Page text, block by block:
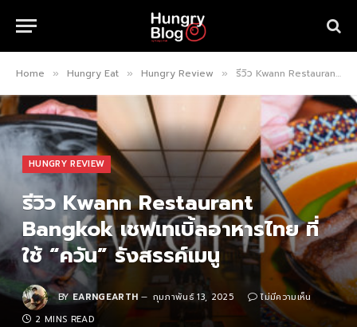
Home » Hungry Eat » Hungry Review » รีวิว Kwann Restaurant Bangkok เชฟเทเบิ้ลอาหารไทย ที่ใช้ “ควัน” รังสรรค์เมนู
HUNGRY REVIEW
รีวิว Kwann Restaurant
Bangkok เชฟเทเบิ้ลอาหารไทย ที่
ใช้ “ควัน” รังสรรค์เมนู
BY EARNGEARTH กุมภาพันธ์ 13, 2025
ไม่มีความเห็น
2 MINS READ